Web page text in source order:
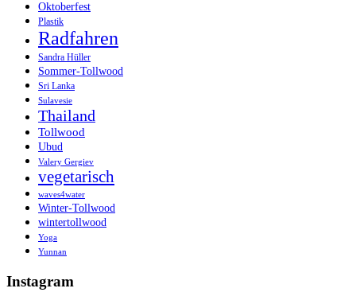
Oktoberfest
Plastik
Radfahren
Sandra Hüller
Sommer-Tollwood
Sri Lanka
Sulavesie
Thailand
Tollwood
Ubud
Valery Gergiev
vegetarisch
waves4water
Winter-Tollwood
wintertollwood
Yoga
Yunnan
Instagram